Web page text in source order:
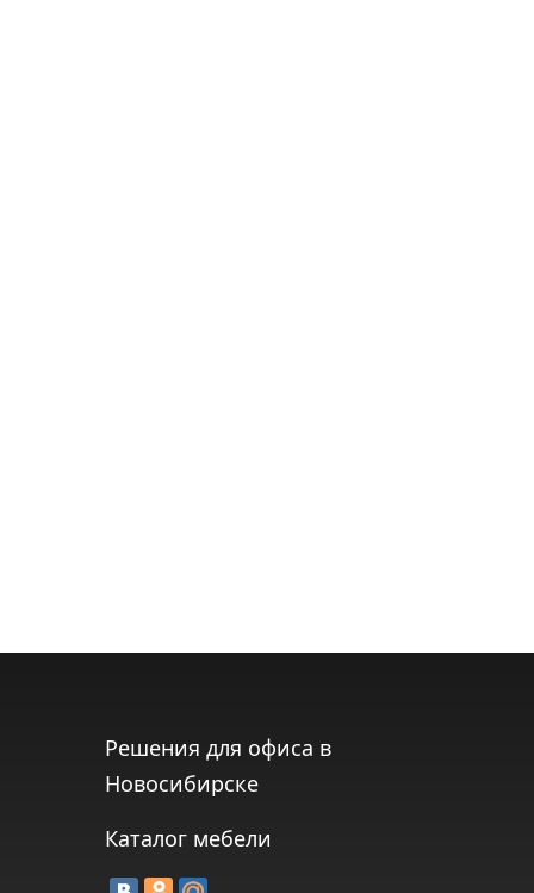
Решения для офиса в
Новосибирске
Каталог мебели